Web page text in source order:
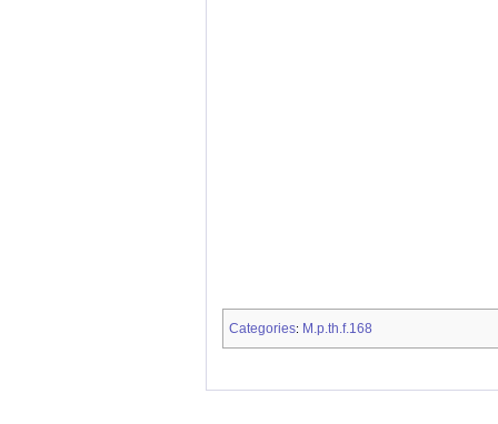
Categories: M.p.th.f.168